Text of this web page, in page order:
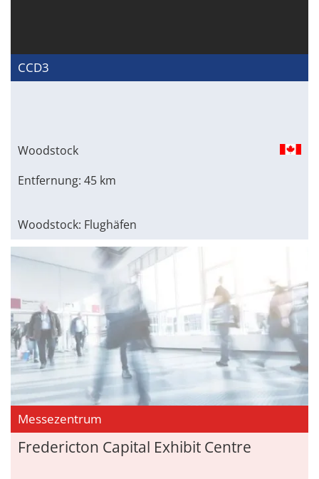
CCD3
Woodstock
Entfernung: 45 km
Woodstock: Flughäfen
Messezentrum
Fredericton Capital Exhibit Centre